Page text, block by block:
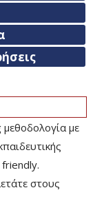
μεθοδολογία με
στους